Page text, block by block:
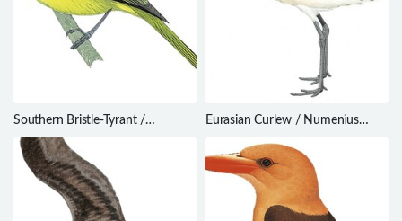
Southern Bristle-Tyrant /
Phylloscartes eximius
Eurasian Curlew / Numenius